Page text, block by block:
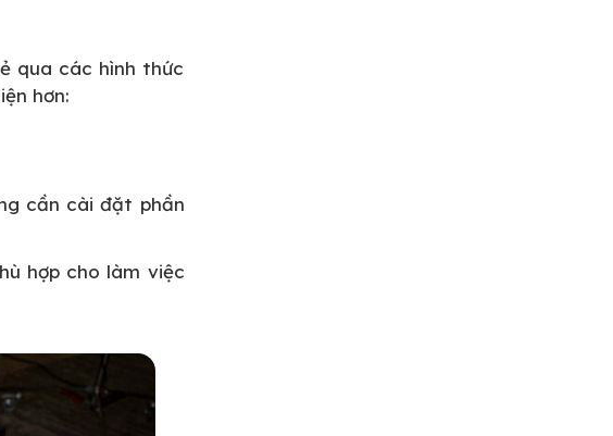
qua các hình thức
hơn:
cần cài đặt phần
hợp cho làm việc